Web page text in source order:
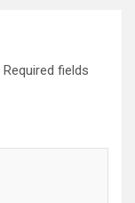
Required fields